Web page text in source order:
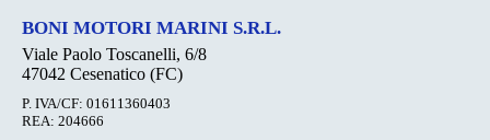
BONI MOTORI MARINI S.R.L.
Viale Paolo Toscanelli, 6/8
47042 Cesenatico (FC)
P. IVA/CF: 01611360403
REA: 204666